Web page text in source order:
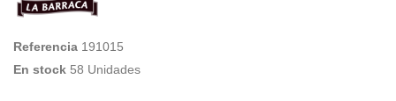
Referencia 191015
En stock 58 Unidades